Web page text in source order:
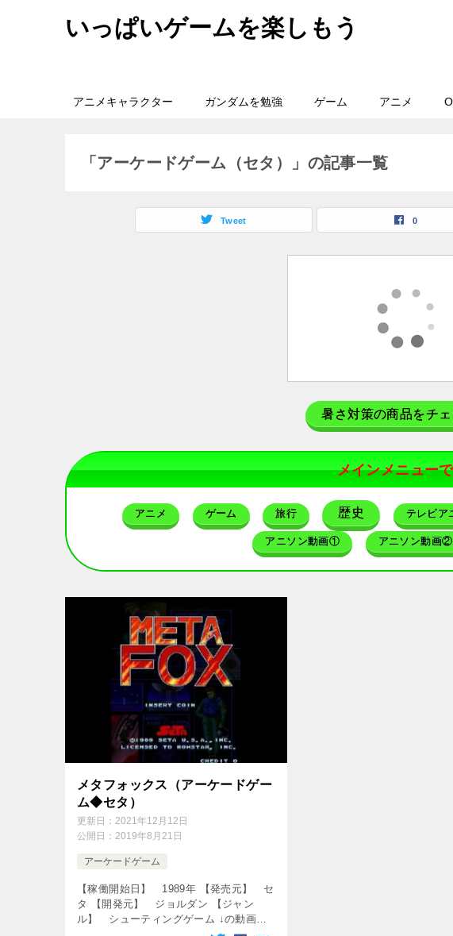
いっぱいゲームを楽しもう
アニメキャラクター ガンダムを勉強 ゲーム アニメ
「アーケードゲーム（セタ）」の記事一覧
Tweet 0
暑さ対策の商品をチェ
メインメニュー
アニメ ゲーム 旅行 歴史 テレビア
アニソン動画① アニソン動画②
メタフォックス（アーケードゲー
ム◆セタ）
更新日： 2021年12月12日
公開日： 2019年8月21日
アーケードゲーム
【稼働開始日】 1989年 【発売元】 セ
タ 【開発元】 ジョルダン 【ジャン
ル】 シューティングゲーム ↓の動画を